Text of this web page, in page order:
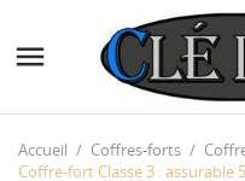

Accueil Coffres-forts
Coffre-fort Classe 3 : assurable